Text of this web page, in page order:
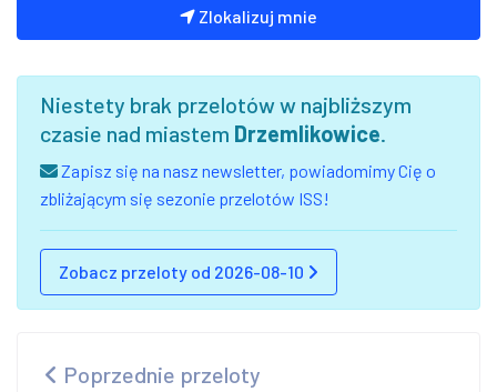
Zlokalizuj mnie
Niestety brak przelotów w najbliższym
czasie nad miastem Drzemlikowice.
Zapisz się na nasz newsletter, powiadomimy Cię o
zbliżającym się sezonie przelotów ISS!
Zobacz przeloty od 2026-08-10
Poprzednie przeloty